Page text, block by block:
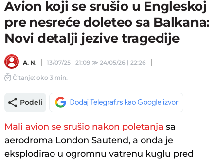
Avion koji se srušio u Engleskoj
pre nesreće doleteo sa Balkana:
Novi detalji jezive tragedije
A. N. 13/07/25 | 21:09 ≫24/05/26 | 22:26
Čitanje: oko 3 min.
Podeli
Mali avion se srušio nakon poletanja sa
aerodroma London Sautend, a onda je
eksplodirao u ogromnu vatrenu kuglu pred